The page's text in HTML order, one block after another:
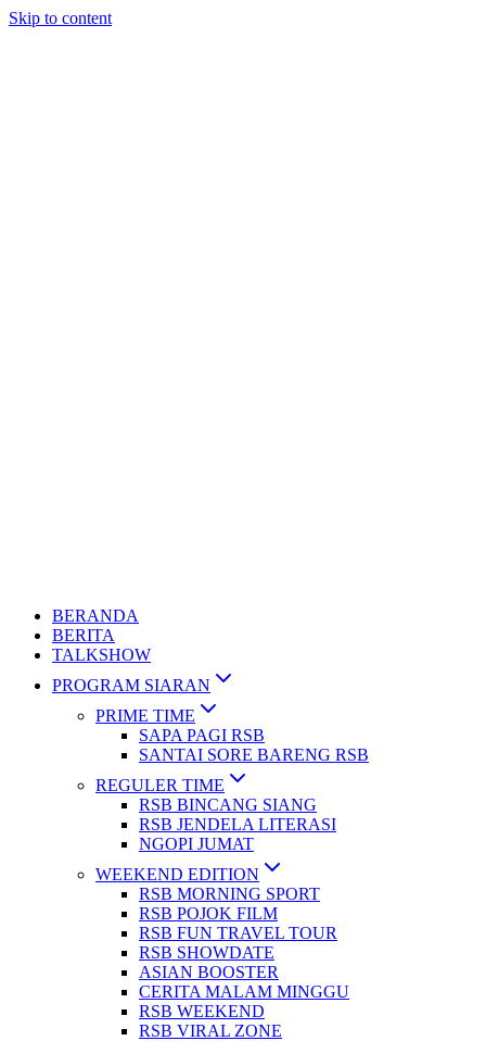
Skip to content
BERANDA
BERITA
TALKSHOW
PROGRAM SIARAN
PRIME TIME
SAPA PAGI RSB
SANTAI SORE BARENG RSB
REGULER TIME
RSB BINCANG SIANG
RSB JENDELA LITERASI
NGOPI JUMAT
WEEKEND EDITION
RSB MORNING SPORT
RSB POJOK FILM
RSB FUN TRAVEL TOUR
RSB SHOWDATE
ASIAN BOOSTER
CERITA MALAM MINGGU
RSB WEEKEND
RSB VIRAL ZONE